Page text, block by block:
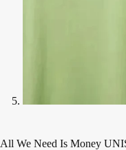
All We Need Is Money